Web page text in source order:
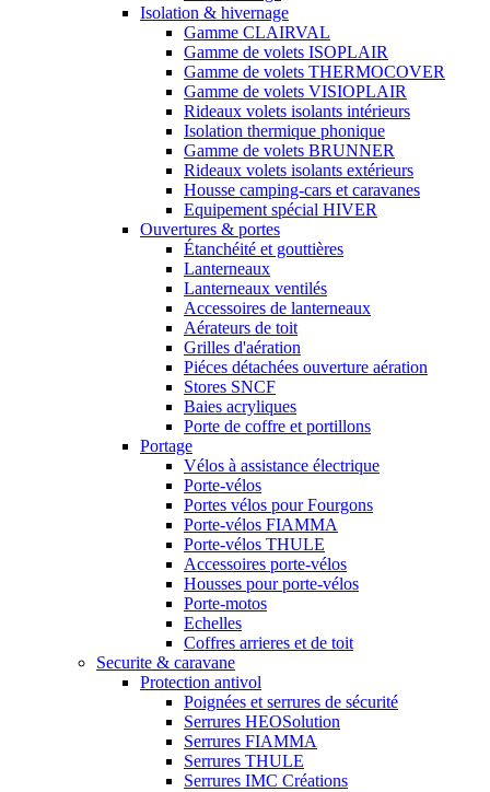
Isolation & hivernage
Gamme CLAIRVAL
Gamme de volets ISOPLAIR
Gamme de volets THERMOCOVER
Gamme de volets VISIOPLAIR
Rideaux volets isolants intérieurs
Isolation thermique phonique
Gamme de volets BRUNNER
Rideaux volets isolants extérieurs
Housse camping-cars et caravanes
Equipement spécial HIVER
Ouvertures & portes
Étanchéité et gouttières
Lanterneaux
Lanterneaux ventilés
Accessoires de lanterneaux
Aérateurs de toit
Grilles d'aération
Piéces détachées ouverture aération
Stores SNCF
Baies acryliques
Porte de coffre et portillons
Portage
Vélos à assistance électrique
Porte-vélos
Portes vélos pour Fourgons
Porte-vélos FIAMMA
Porte-vélos THULE
Accessoires porte-vélos
Housses pour porte-vélos
Porte-motos
Echelles
Coffres arrieres et de toit
Securite & caravane
Protection antivol
Poignées et serrures de sécurité
Serrures HEOSolution
Serrures FIAMMA
Serrures THULE
Serrures IMC Créations